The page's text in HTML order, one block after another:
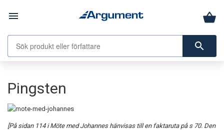
menu
search
Pingsten
[På sidan 114 i Möte med Johannes hänvisas till en faktaruta på s 70. Den